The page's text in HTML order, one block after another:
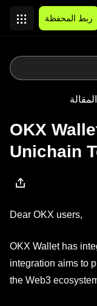
ربط المحفظة
المقالة
OKX
Unichain
Dear OKX users,
OKX Wallet has
integration aims to
the Web3